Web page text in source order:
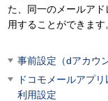
た、同一のメールア
用することができます
事前設定（dアカウ
ドコモメールアプ
利用設定